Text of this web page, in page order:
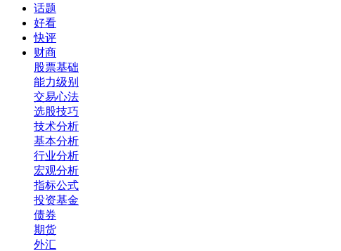
话题
好看
快评
财商
股票基础
能力级别
交易心法
选股技巧
技术分析
基本分析
行业分析
宏观分析
指标公式
投资基金
债券
期货
外汇